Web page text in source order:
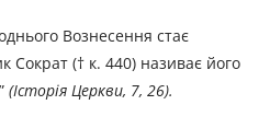
Вознесення стає
Сократ († к. 440) називає його
(Історія Церкви, 7, 26).